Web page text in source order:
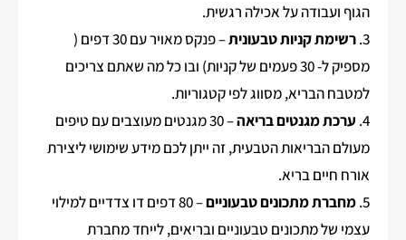
הגוף ועבודה על אכילה רגשית.
3. רשימת קניות טבעונית
– פנקס מאויר עם 30 דפים (
מספיק ל- 30 פעמים של קניות) ובו כל מה שאתם צריכים
למטבח הבריא, מסווג לפי קטגוריות.
4. ערכת מגנטים בריאה
– 30 מגנטים מעוצבים עם טיפים
מעולם הבריאות הטבעית, זה ייתן לכם מידע שימושי ליצירת
אורח חיים בריא.
5. מחברת מתכונים טבעוניים
– 80 דפים דו צדדיים למילוי
עצמי של מתכונים טבעוניים ובריאים, לייחד מחברת